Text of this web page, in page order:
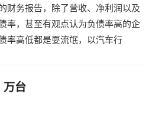
财务报告，除了营收、净利润以及
率，甚至有观点认为负债率高的企
率高低都是耍流氓，以汽车行
万台